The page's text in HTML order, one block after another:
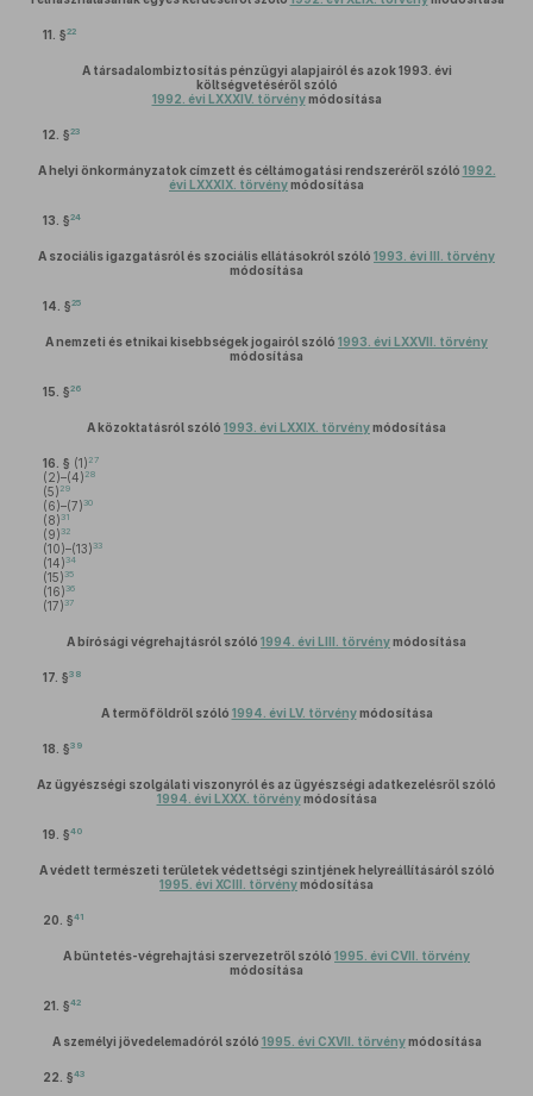
11. §22
A társadalombiztosítás pénzügyi alapjairól és azok 1993. évi
költségvetéséről szóló
1992. évi LXXXIV. törvénymódosítása
12. §23
A helyi önkormányzatok címzett és céltámogatási rendszeréről szóló 1992.
évi LXXXIX. törvénymódosítása
13. §24
A szociális igazgatásról és szociális ellátásokról szóló 1993. évi III. törvény
módosítása
14. §25
A nemzeti és etnikai kisebbségek jogairól szóló 1993. évi LXXVII. törvény
módosítása
15. §26
A közoktatásról szóló 1993. évi LXXIX. törvénymódosítása
16. § (1) 27
(2)–(4) 28
(5) 29
(6)–(7) 30
(8) 31
(9) 32
(10)–(13) 33
(14) 34
(15) 35
(16) 36
(17) 37
A bírósági végrehajtásról szóló 1994. évi LIII. törvénymódosítása
17. §38
A termőföldről szóló 1994. évi LV. törvénymódosítása
18. §39
Az ügyészségi szolgálati viszonyról és az ügyészségi adatkezelésről szóló
1994. évi LXXX. törvénymódosítása
19. §40
A védett természeti területek védettségi szintjének helyreállításáról szóló
1995. évi XCIII. törvénymódosítása
20. §41
A büntetés-végrehajtási szervezetről szóló 1995. évi CVII. törvény
módosítása
21. §42
A személyi jövedelemadóról szóló 1995. évi CXVII. törvénymódosítása
22. §43